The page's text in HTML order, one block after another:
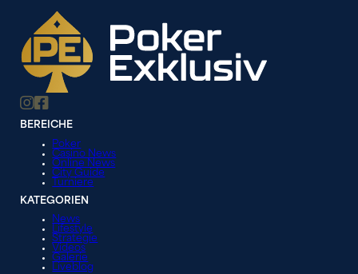
BEREICHE
Poker
Casino News
Online News
City Guide
Turniere
KATEGORIEN
News
Lifestyle
Strategie
Videos
Galerie
Liveblog